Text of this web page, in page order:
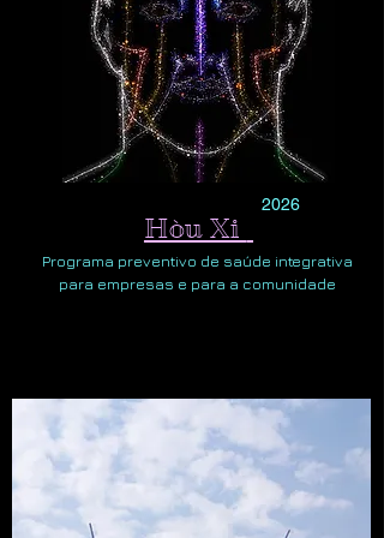
2026
Hòu Xi
Programa preventivo de saúde integrativa
para empresas e para a comunidade